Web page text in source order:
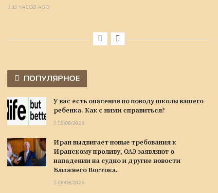
10 ЧАСОВ AGO
ПОПУЛЯРНОЕ
У вас есть опасения по поводу школы вашего
ребенка. Как с ними справиться?
08/08/2026
Иран выдвигает новые требования к
Иранскому проливу, ОАЭ заявляют о
нападении на судно и другие новости
Ближнего Востока.
08/08/2026